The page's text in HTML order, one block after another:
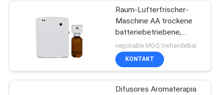
Raum-Lufterfrischer-
Maschine AA trockene
batteriebetriebene,
Geruch-Diffusor-
Maschine für Toilette
negotiable MOQ:Verhandelbar
KONTAKT
Difusores Aromaterapia